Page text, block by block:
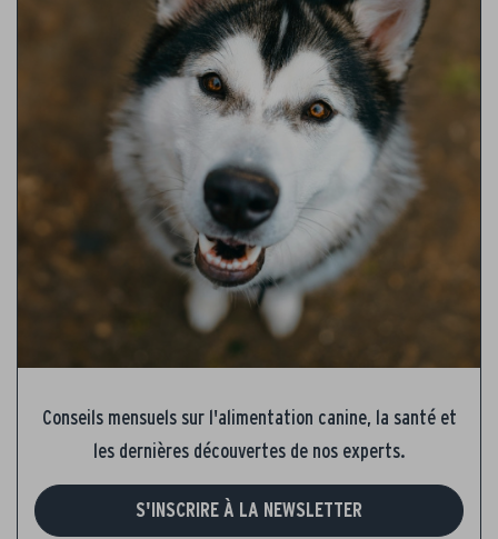
Conseils mensuels sur l'alimentation canine, la santé et
les dernières découvertes de nos experts.
S'INSCRIRE À LA NEWSLETTER